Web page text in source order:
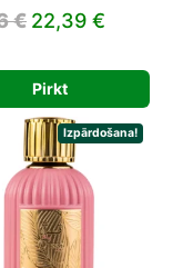
€ Original
was:
38,56 €.
22,39 €
22,39 €.
Pirkt
Izpārdošana!